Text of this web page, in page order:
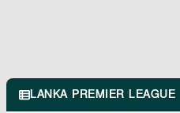
LANKA PREMIER LEAGUE